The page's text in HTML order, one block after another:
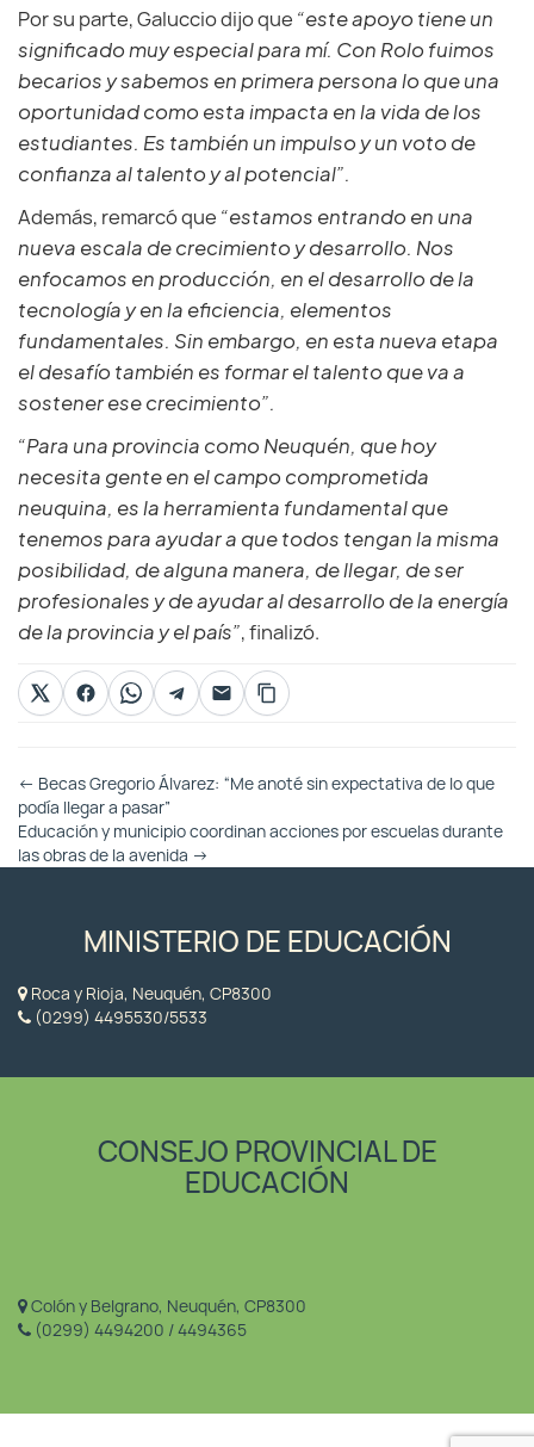
Por su parte, Galuccio dijo que “este apoyo tiene un
significado muy especial para mí. Con Rolo fuimos
becarios y sabemos en primera persona lo que una
oportunidad como esta impacta en la vida de los
estudiantes. Es también un impulso y un voto de
confianza al talento y al potencial”.
Además, remarcó que “estamos entrando en una
nueva escala de crecimiento y desarrollo. Nos
enfocamos en producción, en el desarrollo de la
tecnología y en la eficiencia, elementos
fundamentales. Sin embargo, en esta nueva etapa
el desafío también es formar el talento que va a
sostener ese crecimiento”.
“Para una provincia como Neuquén, que hoy
necesita gente en el campo comprometida
neuquina, es la herramienta fundamental que
tenemos para ayudar a que todos tengan la misma
posibilidad, de alguna manera, de llegar, de ser
profesionales y de ayudar al desarrollo de la energía
de la provincia y el país”, finalizó.
Otras
Entradas
← Becas Gregorio Álvarez: “Me anoté sin expectativa de lo que
podía llegar a pasar”
Educación y municipio coordinan acciones por escuelas durante
las obras de la avenida →
MINISTERIO DE EDUCACIÓN
Roca y Rioja, Neuquén, CP8300
(0299) 4495530/5533
CONSEJO PROVINCIAL DE
EDUCACIÓN
Colón y Belgrano, Neuquén, CP8300
(0299) 4494200 / 4494365